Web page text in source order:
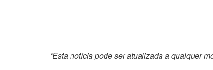
*Esta notícia pode ser atualizada a qualquer